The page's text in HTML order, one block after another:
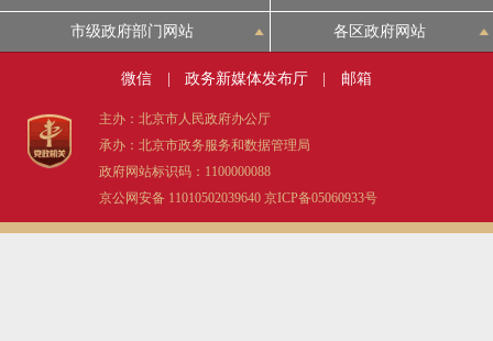
市级政府部门网站 各区政府网站
微信 政务新媒体发布厅 邮箱
主办：北京市人民政府办公厅
承办：北京市政务服务和数据管理局
政府网站标识码：1100000088
京公网安备 11010502039640 京ICP备05060933号